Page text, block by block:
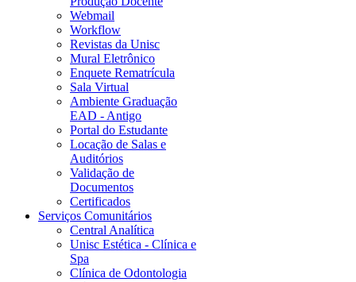
Webmail
Workflow
Revistas da Unisc
Mural Eletrônico
Enquete Rematrícula
Sala Virtual
Ambiente Graduação
EAD - Antigo
Portal do Estudante
Locação de Salas e
Auditórios
Validação de
Documentos
Certificados
Serviços Comunitários
Central Analítica
Unisc Estética - Clínica e
Spa
Clínica de Odontologia